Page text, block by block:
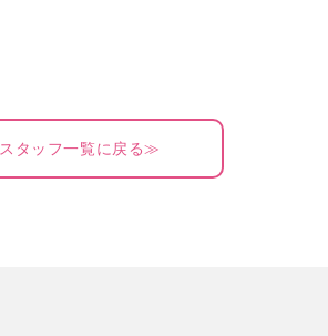
スタッフ一覧に戻る≫